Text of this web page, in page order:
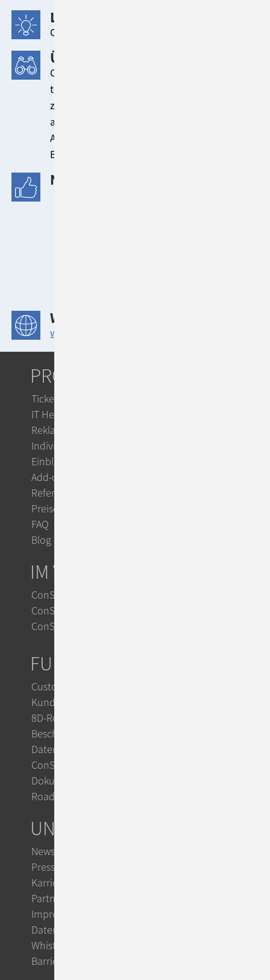
LÖSUNG
ConSol CM
ÜBERBLICK
ConSol CM bildet bei der Swiss Life die sich
teilweise überschneidenden Prozesse von
zwei unterschiedlichen Serviceorganisationen
ab. Darüber hinaus gibt es eine direkte
Anbindung aller genutzten Anwendungen ins
Backend.
NUTZENASPEKTE
WEBSITE
www.swisslife.de
PRODUKTE
Ticketsystem
IT Helpdesk
Reklamationsmanagement
Individuelle Workflows
Einblicke
Add-ons
Referenzen
Preise
FAQ
Blog
IM VERGLEICH
ConSol CM vs. Zendesk
ConSol CM vs. Jira
ConSol CM vs. OTRS
FUNKTIONEN
Customer Service
Kundensupport mit KI
8D-Reports im Reklamationsmanagement
Beschwerdemanagement
Datenschutz mit ConSol CM
ConSol Support & Trainings
Dokumentation im TecDoc
Roadmap
UNTERNEHMEN
Newsletter
Presse
Karriere
Partner
Impressum
Datenschutz
Whistleblowing
Barrierefreiheit